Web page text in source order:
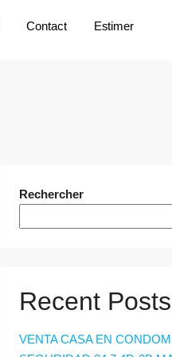
Contact Estimer
Rechercher
Recent Posts
VENTA CASA EN